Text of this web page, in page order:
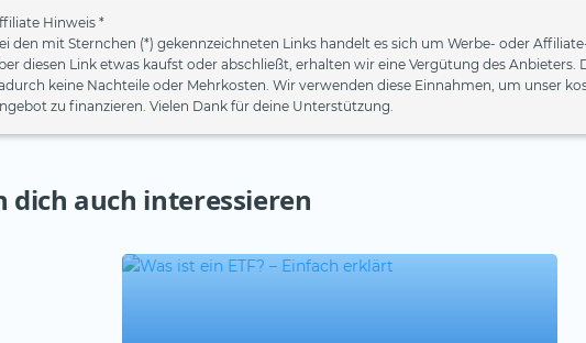
Hinweis *
den mit Sternchen (*) gekennzeichneten Links handelt es sich um Werbe- oder
diesen Link etwas kaufst oder abschließt, erhalten wir eine Vergütung des Anbieters.
keine Nachteile oder Mehrkosten. Wir verwenden diese Einnahmen, um unser
zu finanzieren. Vielen Dank für deine Unterstützung.
auch interessieren